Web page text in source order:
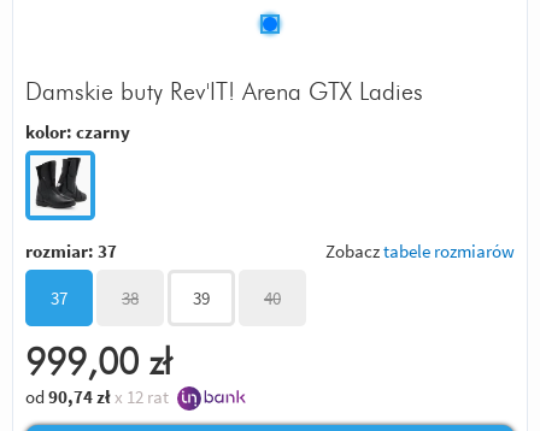
Damskie buty Rev'IT! Arena GTX Ladies
kolor: czarny
rozmiar: 37 Zobacztabele rozmiarów
37 38 39 40
999,00 zł
od 90,74 zł x 12 rat